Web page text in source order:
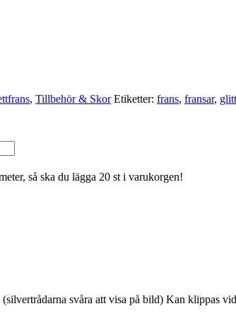
, Tillbehör & Skor Etiketter: frans, fransar,
så ska du lägga 20 st i varukorgen!
svåra att visa på bild) Kan klippas